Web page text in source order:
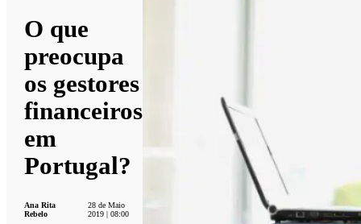
O que
preocupa
os gestores
financeiros
em
Portugal?
Ana Rita
Rebelo
28 de Maio
2019 | 08:00